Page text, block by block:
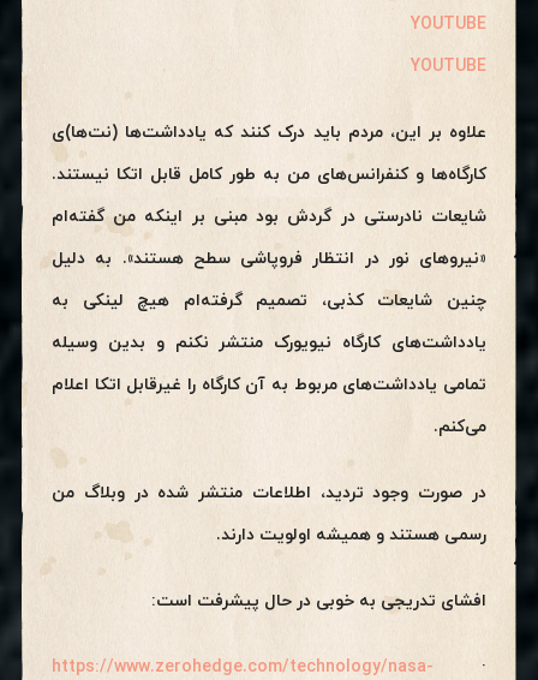
YOUTUBE
YOUTUBE
علاوه بر این، مردم باید درک کنند که یادداشت‌ها (نت‌ها)ی
کارگاه‌ها و کنفرانس‌های من به طور کامل قابل اتکا نیستند.
شایعات نادرستی در گردش بود مبنی بر اینکه من گفته‌ام
«نیروهای نور در انتظار فروپاشی سطح هستند». به دلیل
چنین شایعات کذبی، تصمیم گرفته‌ام هیچ لینکی به
یادداشت‌های کارگاه نیویورک منتشر نکنم و بدین وسیله
تمامی یادداشت‌های مربوط به آن کارگاه را غیرقابل اتکا اعلام
می‌کنم.
در صورت وجود تردید، اطلاعات منتشر شده در وبلاگ من
رسمی هستند و همیشه اولویت دارند.
افشای تدریجی به خوبی در حال پیشرفت است:
·
https://www.zerohedge.com/technology/nasa-